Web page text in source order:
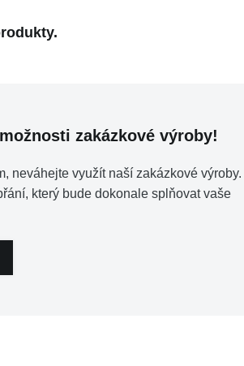
zakázkové výroby!
neváhejte využít naší zakázkové výroby.
který bude dokonale splňovat vaše